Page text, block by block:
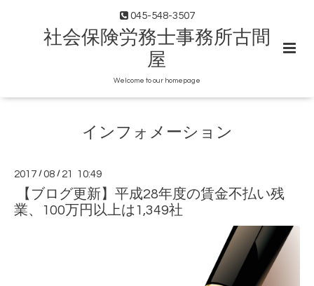
045-548-3507
社会保険労務士事務所古間
屋
Welcome to our homepage
インフォメーション
2017 /08 / 21 10:49
【ブログ更新】平成28年度の賃金不払い残
業、100万円以上は1,349社